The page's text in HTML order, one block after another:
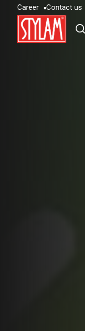
Career
Career
Contact us
Contac